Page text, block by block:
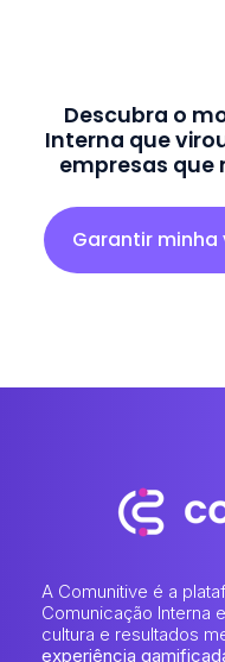
Descubra o
Interna que
empresas que
Garantir
A Comunitive é a
Comunicação Interna
cultura e resultados
experiência